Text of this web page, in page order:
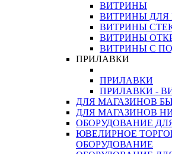
ВИТРИНЫ
ВИТРИНЫ ДЛЯ
ВИТРИНЫ
ВИТРИНЫ
ВИТРИНЫ С
ПРИЛАВКИ
ПРИЛАВКИ
ПРИЛАВКИ -
ДЛЯ МАГАЗИНОВ
ДЛЯ МАГАЗИНОВ
ОБОРУДОВАНИЕ
ЮВЕЛИРНОЕ
ОБОРУДОВАНИЕ